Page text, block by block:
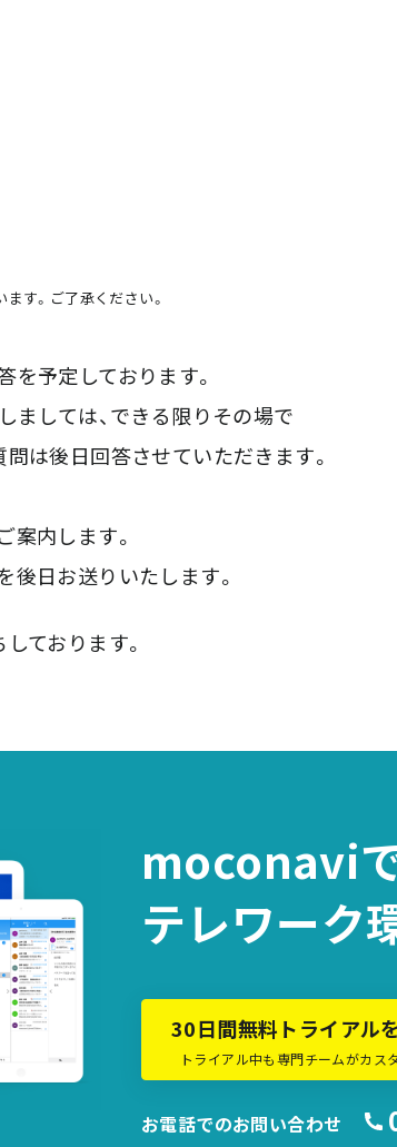
す。ご了承ください。
予定しております。
ましては、できる限りその場で
は後日回答させていただきます。
案内します。
後日お送りいたします。
ております。
moconavi
テレワーク
30日間無料トライアル
トライアル中も専門チームがカス
お電話でのお問い合わせ